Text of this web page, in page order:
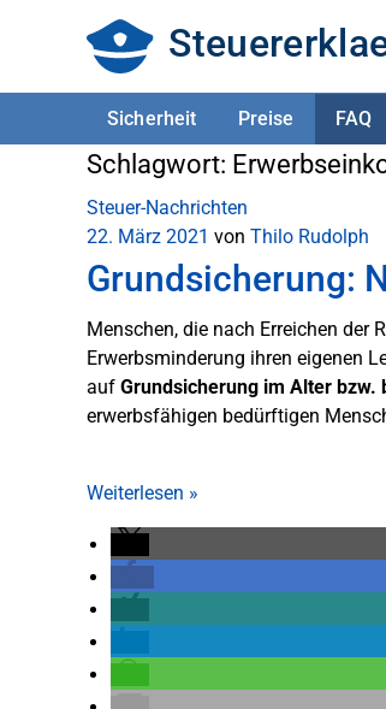
Sicherheit Preise FAQ
Schlagwort:
Steuer-Nachrichten
22. März 2021 von Thilo Rudolph
Grundsicherung:
Menschen, die nach Erreichen der
Erwerbsminderung ihren eigenen
auf Grundsicherung im Alter bzw.
erwerbsfähigen bedürftigen
Weiterlesen »